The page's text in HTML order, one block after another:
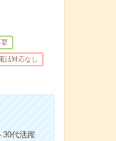
要
話対応なし
30代活躍